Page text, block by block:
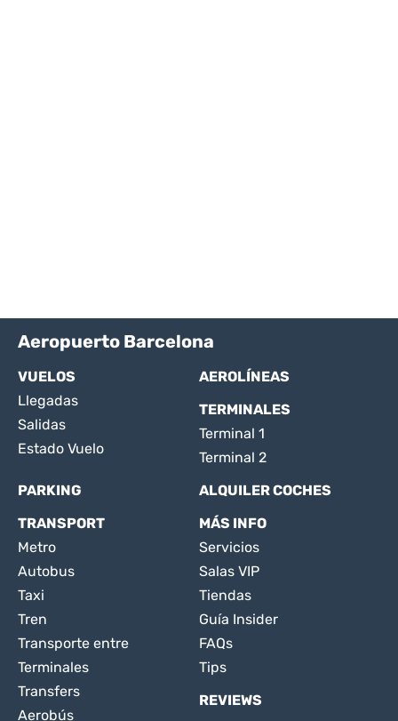
Aeropuerto Barcelona
VUELOS
Llegadas
Salidas
Estado Vuelo
AEROLÍNEAS
TERMINALES
Terminal 1
Terminal 2
PARKING
ALQUILER COCHES
TRANSPORT
Metro
Autobus
Taxi
Tren
Transporte entre
Terminales
Transfers
Aerobús
MÁS INFO
Servicios
Salas VIP
Tiendas
Guía Insider
FAQs
Tips
REVIEWS